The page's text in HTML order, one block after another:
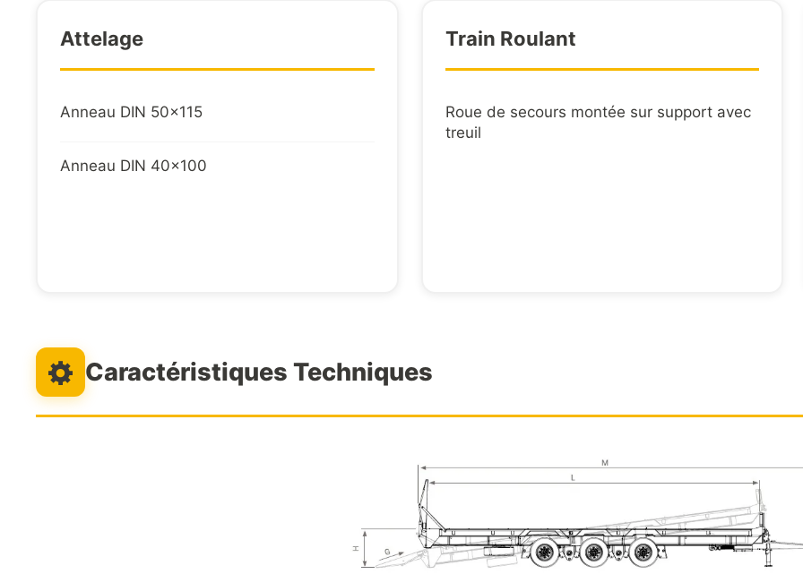
Faisceau
Attelage
Anneau DIN 50x115
Anneau DIN 40x100
Train Roulant
Roue de secours montée sur support avec
treuil
Caractéristiques Techniques